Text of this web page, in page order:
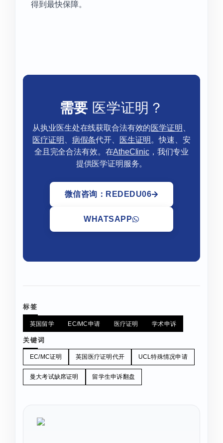
得到最快保障。
需要 医学证明？
从执业医生处在线获取合法有效的医学证明
医疗证明
病假条代开、 医生证明 。快速、安
全且完全合法有效。在AtheClinic，我们专业
提供医学证明服务。
微信咨询：REDEDU06
WHATSAPP
标签
英国留学 EC/MC申请 医疗证明 学术申诉
关键词
EC/MC证明 英国医疗证明代开 UCL特殊情况申请
曼大考试缺席证明 留学生申诉翻盘